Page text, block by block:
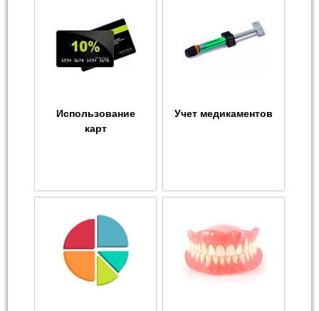
Использование
карт
Учет медикаментов